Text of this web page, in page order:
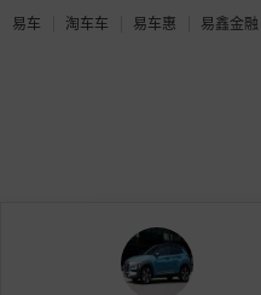
易车 淘车车 易车惠 易鑫金融